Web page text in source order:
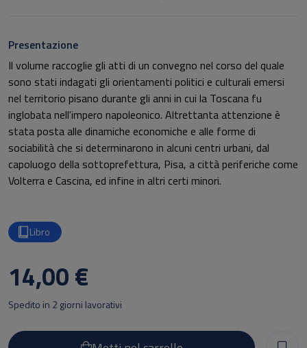
Presentazione
Il volume raccoglie gli atti di un convegno nel corso del quale
sono stati indagati gli orientamenti politici e culturali emersi
nel territorio pisano durante gli anni in cui la Toscana fu
inglobata nell'impero napoleonico. Altrettanta attenzione è
stata posta alle dinamiche economiche e alle forme di
sociabilità che si determinarono in alcuni centri urbani, dal
capoluogo della sottoprefettura, Pisa, a città periferiche come
Volterra e Cascina, ed infine in altri certi minori.
Libro
14,00 €
Spedito in 2 giorni lavorativi